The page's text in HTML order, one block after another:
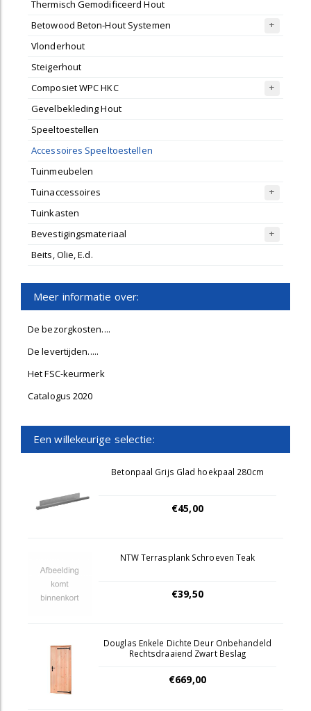
Thermisch Gemodificeerd Hout
Betowood Beton-Hout Systemen
Vlonderhout
Steigerhout
Composiet WPC HKC
Gevelbekleding Hout
Speeltoestellen
Accessoires Speeltoestellen
Tuinmeubelen
Tuinaccessoires
Tuinkasten
Bevestigingsmateriaal
Beits, Olie, E.d.
Meer informatie over:
De bezorgkosten....
De levertijden.....
Het FSC-keurmerk
Catalogus 2020
Een willekeurige selectie:
Betonpaal Grijs Glad hoekpaal 280cm
€45,00
NTW Terrasplank Schroeven Teak
€39,50
Douglas Enkele Dichte Deur Onbehandeld
Rechtsdraaiend Zwart Beslag
€669,00